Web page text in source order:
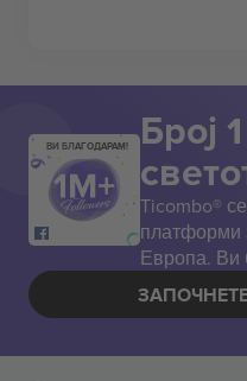
ВИ БЛАГОДАРАМ! Број
Ticombo®
платформи
Европа. Ви